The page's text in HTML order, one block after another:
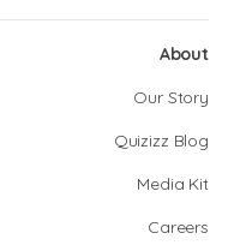
About
Our Story
Quizizz Blog
Media Kit
Careers